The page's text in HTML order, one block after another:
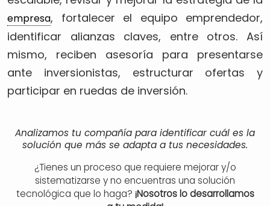
empresa, fortalecer el equipo emprendedor,
identificar alianzas claves, entre otros. Así
mismo, reciben asesoría para presentarse
ante inversionistas, estructurar ofertas y
participar en ruedas de inversión.
Analizamos tu compañía para identificar cuál es la
solución que más se adapta a tus necesidades.
¿Tienes un proceso que requiere mejorar y/o
sistematizarse y no encuentras una solución
tecnológica que lo haga? ¡Nosotros lo desarrollamos